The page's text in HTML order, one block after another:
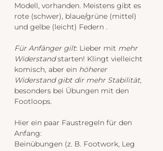
Modell, vorhanden. Meistens gibt es
rote (schwer), blaue/grüne (mittel)
und gelbe (leicht) Federn .
Für Anfänger gilt: Lieber mit mehr
Widerstand starten! Klingt vielleicht
komisch, aber ein höherer
Widerstand gibt dir mehr Stabilität,
besonders bei Übungen mit den
Footloops.
Hier ein paar Faustregeln für den
Anfang:
Beinübungen (z. B. Footwork, Leg